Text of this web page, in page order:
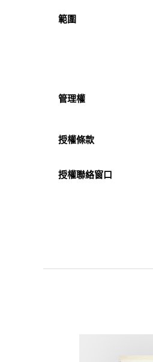
範圍
管理權
授權條款
授權聯絡窗口